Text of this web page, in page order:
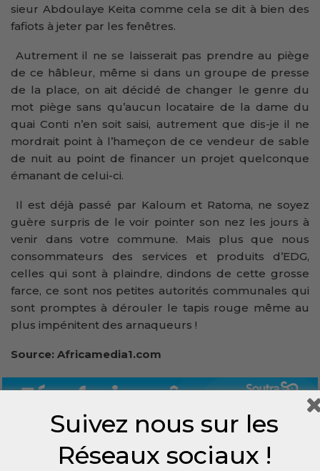
sieur Abdoulaye Keita comme cela se dit à bien des
fafiots à jeter par les fenêtres.
Autrement il ne se laisserait pas prendre au piège
de ce hâbleur, même si dans un groupe de presse
de la place, on ait décidé de changer le genre du
mot piège sans qu’aucun locataire de la dame du
quai Conti n’en soit saisi, autrement que dis-je il ne
mordrait point à l’hameçon de ce vendeur de sable
de nuit au point de financer un projet quelconque
émanant de celui-ci.
Il est déjà passé par Kaloum et Ratoma, ne soyez
guère surpris de le voir pointer son nez les jours à
venir dans votre commune. Mais plus que nous
consommateurs des services et produits d’EDG,
celles qui sont à plaindre, dindons de cette grosse
farce, ce sont nos petites autorités communales qui
sont promptes à dérouler le tapis rouge même au
plus impénitent des arnaqueurs !
Source: Africamedia1.com
Suivez nous sur les
Réseaux sociaux !